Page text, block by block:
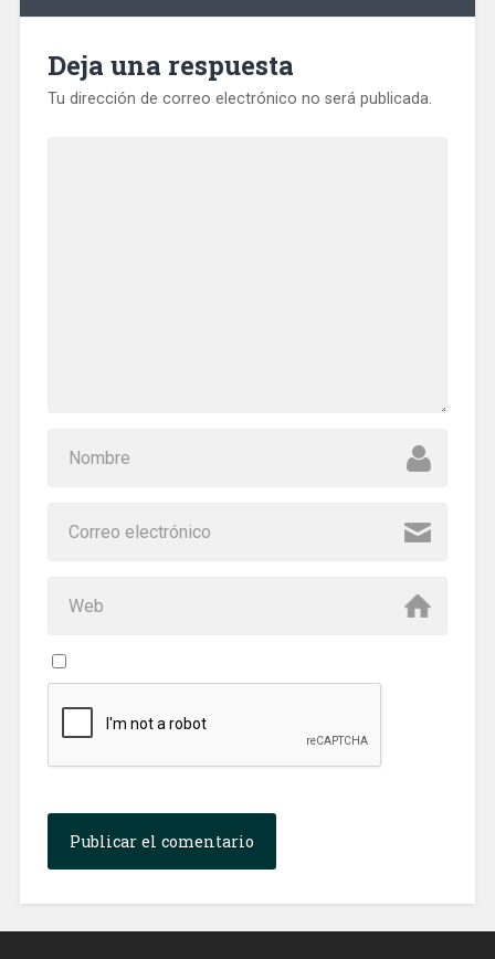
Deja una respuesta
Tu dirección de correo electrónico no será publicada.